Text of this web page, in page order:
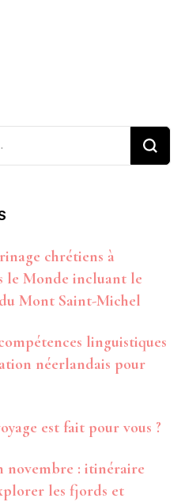
chrétiens à
le Monde incluant le
Mont Saint-Michel
linguistiques
néerlandais pour
est fait pour vous ?
novembre : itinéraire
les fjords et